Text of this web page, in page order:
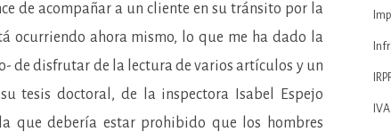
de acompañar a un cliente en su tránsito por la
ocurriendo ahora mismo, lo que me ha dado la
de disfrutar de la lectura de varios artículos y un
tesis doctoral, de la inspectora Isabel Espejo
que debería estar prohibido que los hombres
IVA